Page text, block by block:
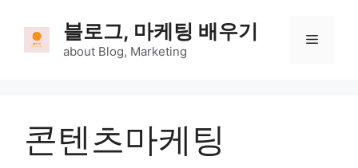
content
블로그, 마케팅 배우기
about Blog, Marketing
Menu
콘텐츠마케팅